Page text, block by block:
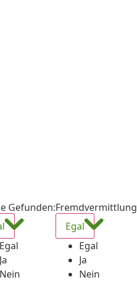
Gefunden:
Egal
Ja
Nein
Fremdvermittlung
Egal
Egal
Ja
Nein